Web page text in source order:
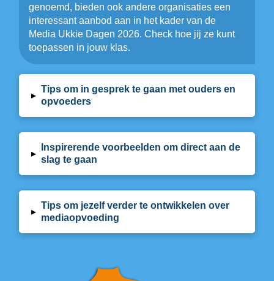
genoemd, bieden ook andere organisaties een
interessant aanbod aan in het kader van de
Media Ukkie Dagen 2026. Check hoe jij ze kunt
toepassen in jouw klas.
▸
Tips om in gesprek te gaan met ouders en
opvoeders
▸
Inspirerende voorbeelden om direct aan de
slag te gaan
▸
Tips om jezelf verder te ontwikkelen over
mediaopvoeding